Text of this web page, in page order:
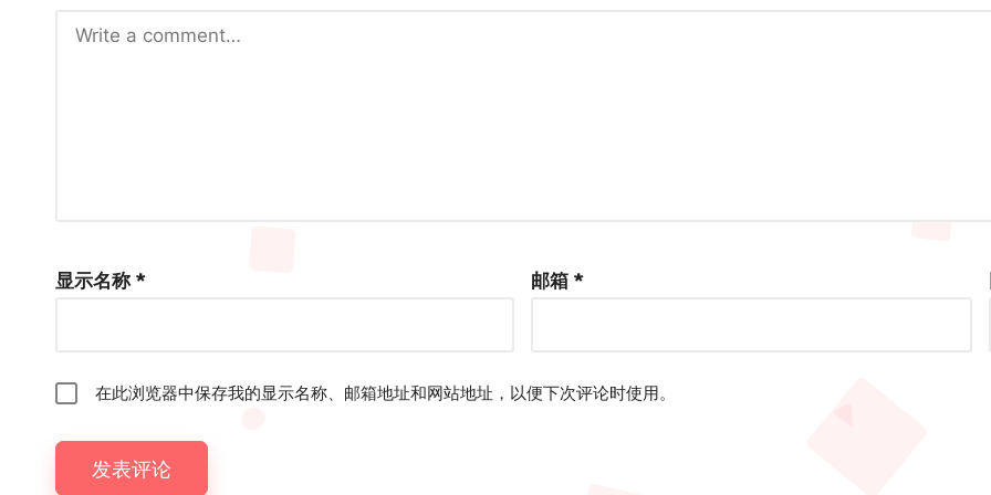
显示名称 * 邮箱 *
在此浏览器中保存我的显示名称、邮箱地址和网站地址，以便下次评论时使用。